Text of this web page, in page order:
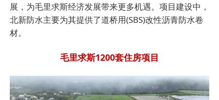
展，为毛里求斯经济发展带来更多机遇。项目建设中，
北新防水主要为其提供了道桥用(SBS)改性沥青防水卷
材。
毛里求斯1200套住房项目